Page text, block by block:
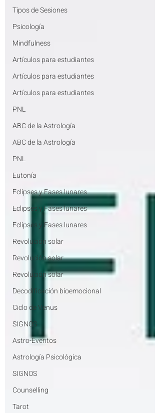
Tipos de Sesiones
Psicología
Mindfulness
Artículos para estudiantes
Artículos para estudiantes
Artículos para estudiantes
PNL
ABC de la Astrología
ABC de la Astrología
PNL
Eutonía
Eclipses y Fases lunares
Eclipses y Fases lunares
Eclipses y Fases lunares
Revolución solar
Revolución solar
Revolución solar
Decodificación bioemocional
Ciclo de Venus
SIGNOS
Astro-Eventos
Astrología Psicológica
SIGNOS
Counselling
Tarot